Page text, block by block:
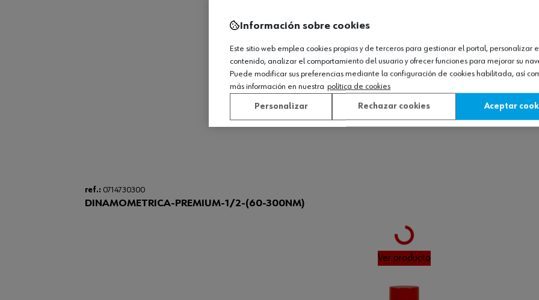
ref.: 0714730300
DINAMOMETRICA-PREMIUM-1/2-(60-300NM)
Loading...
Ver producto
Información sobre cookies
Este sitio web emplea cookies propias y de terceros para gestionar el portal, personalizar
contenido, analizar el comportamiento del usuario y ofrecer funciones para mejorar su
Puede modificar sus preferencias mediante la configuración de cookies habilitada, así
más información en nuestra política de cookies
Personalizar Rechazar cookies Aceptar